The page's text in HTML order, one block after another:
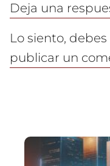
Deja una
Lo siento,
publicar un